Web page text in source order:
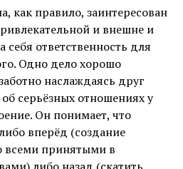
как правило, заинтересован
и внешне и
себя ответственность для
Одно дело хорошо
наслаждаясь друг
серьёзных отношениях у
Он понимает, что
вперёд (создание
всеми принятыми в